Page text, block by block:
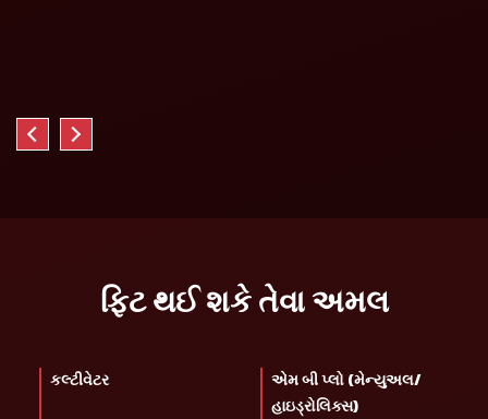
ફિટ થઈ શકે તેવા અમલ
કલ્ટીવેટર
એમ બી પ્લો (મેન્યુઅલ/
હાઇડ્રોલિક્સ)